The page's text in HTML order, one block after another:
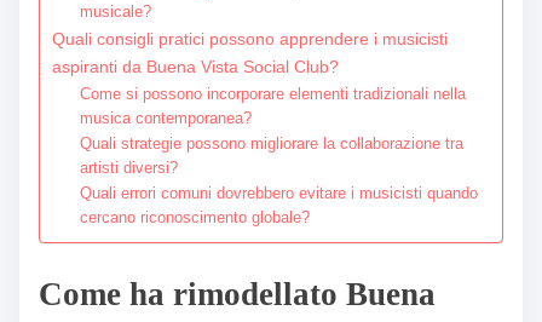
musicale?
Quali consigli pratici possono apprendere i musicisti
aspiranti da Buena Vista Social Club?
Come si possono incorporare elementi tradizionali nella
musica contemporanea?
Quali strategie possono migliorare la collaborazione tra
artisti diversi?
Quali errori comuni dovrebbero evitare i musicisti quando
cercano riconoscimento globale?
Come ha rimodellato Buena